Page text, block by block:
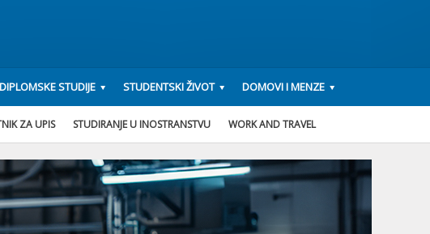
STUDIJE STUDENTSKI ŽIVOT DOMOVI I MENZE
ZA UPIS STUDIRANJE U INOSTRANSTVU WORK AND TRAVEL